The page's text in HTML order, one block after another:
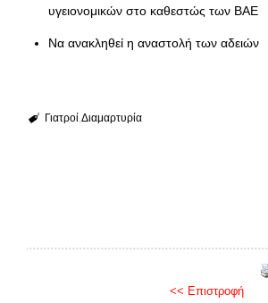
υγειονομικών στο καθεστώς των ΒΑΕ
Να ανακληθεί η αναστολή των αδειών
Γιατροί Διαμαρτυρία
<< Επιστροφή